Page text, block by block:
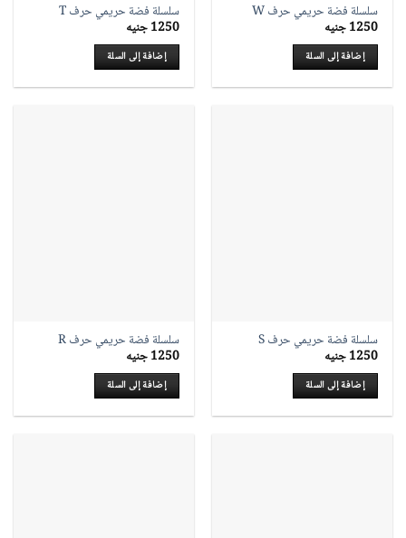
سلسلة فضة حريمي حرف W
1250جنيه
إضافة إلى السلة
سلسلة فضة حريمي حرف T
1250جنيه
إضافة إلى السلة
سلسلة فضة حريمي حرف S
1250جنيه
إضافة إلى السلة
سلسلة فضة حريمي حرف R
1250جنيه
إضافة إلى السلة